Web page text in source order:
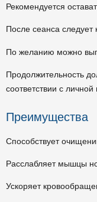
Рекомендуется
После сеанса
По желанию можно
Продолжительность
соответствии с
Преимущества
Способствует
Расслабляет мышцы
Ускоряет